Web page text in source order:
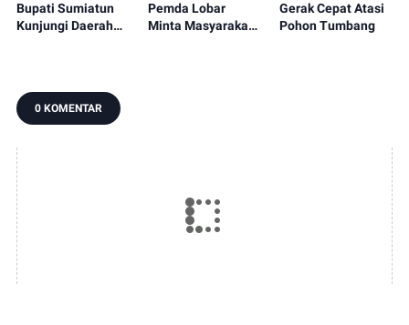
Bupati Sumiatun
Kunjungi Daerah
Pemda Lobar
Minta Masyarakat
Gerak Cepat Atasi
Pohon Tumbang
0 KOMENTAR